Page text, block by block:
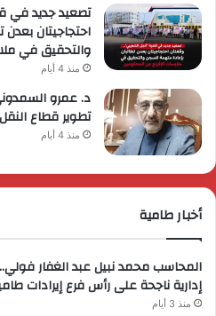
تصعيد جديد في
احتجاجيتان
والتحقيق في
منذ 4 أيام
د. عمرو
تطوير قطاع
منذ 4 أيام
أخبار طامية
المحاسب محمد نبيل عبد الغفار
إدارية ناجحة على رأس فرع إيرادات
منذ 3 أيام